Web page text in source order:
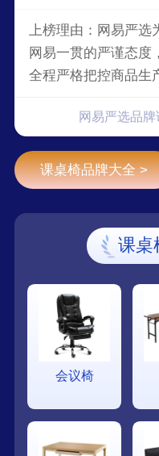
上榜理由：网易严选
网易一贯的严谨态度
全程严格把控商品生
品各类，主营产品有
网易严选品
课桌椅品牌大全 >
课桌
会议椅